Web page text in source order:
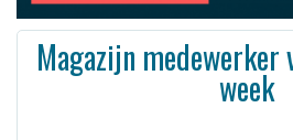
Magazijn
week